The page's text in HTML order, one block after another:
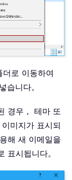
로 이동하여
습니다。
경우， 테마 또
미지가 표시되
해 새 이메일을
표시됩니다。